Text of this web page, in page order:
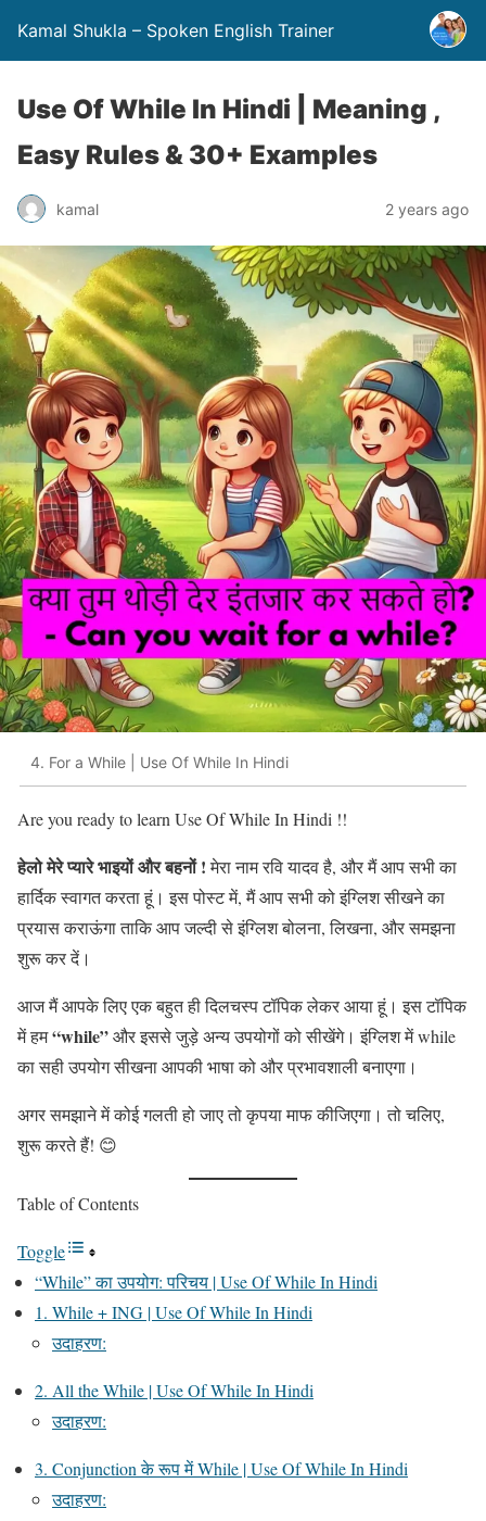
Kamal Shukla – Spoken English Trainer
Use Of While In Hindi | Meaning ,
Easy Rules & 30+ Examples
kamal 2 years ago
4. For a While | Use Of While In Hindi
Are you ready to learn Use Of While In Hindi !!
हेलो मेरे प्यारेभाइयों और बहनों !मेरा नाम रवि यादव है, और मैं आप सभी का
हार्दिक स्वागत करता हूं। इस पोस्ट में, मैं आप सभी को इंग्लिश सीखने का
प्रयास कराऊंगा ताकि आप जल्दी से इंग्लिश बोलना, लिखना, और समझना
शुरू कर दें।
आज मैं आपके लिए एक बहुत ही दिलचस्प टॉपिक लेकर आया हूं। इस टॉपिक
में हम“while”और इससे जुड़े अन्य उपयोगों को सीखेंगे। इंग्लिश में while
का सही उपयोग सीखना आपकी भाषा को और प्रभावशाली बनाएगा।
अगर समझाने में कोई गलती हो जाए तो कृपया माफ कीजिएगा। तो चलिए,
शुरू करते हैं! 😊
Table of Contents
Toggle
“While” का उपयोग: परिचय | Use Of While In Hindi
1. While + ING | Use Of While In Hindi
उदाहरण:
2. All the While | Use Of While In Hindi
उदाहरण:
3. Conjunction के रूप में While | Use Of While In Hindi
उदाहरण: